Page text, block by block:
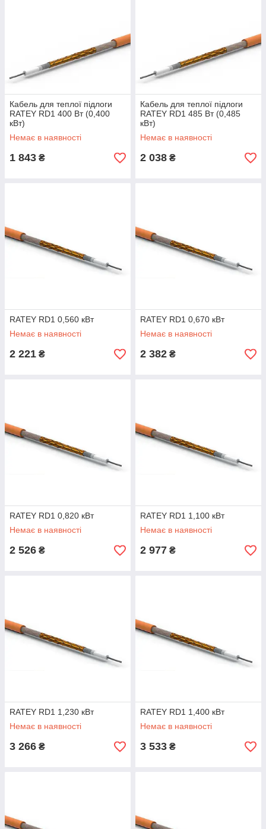
Кабель для теплої підлоги
RATEY RD1 400 Вт (0,400
кВт)
Немає в наявності
1 843 ₴
Кабель для теплої підлоги
RATEY RD1 485 Вт (0,485
кВт)
Немає в наявності
2 038 ₴
RATEY RD1 0,560 кВт
Немає в наявності
2 221 ₴
RATEY RD1 0,670 кВт
Немає в наявності
2 382 ₴
RATEY RD1 0,820 кВт
Немає в наявності
2 526 ₴
RATEY RD1 1,100 кВт
Немає в наявності
2 977 ₴
RATEY RD1 1,230 кВт
Немає в наявності
3 266 ₴
RATEY RD1 1,400 кВт
Немає в наявності
3 533 ₴